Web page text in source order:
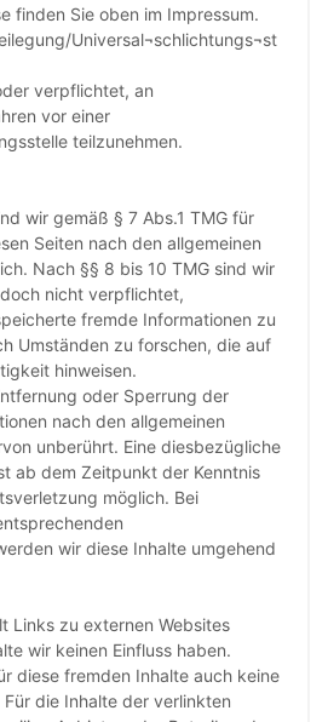
finden Sie oben im Impressum.
Universal¬schlichtungs¬st
verpflichtet, an
vor einer
teilzunehmen.
wir gemäß § 7 Abs.1 TMG für
Seiten nach den allgemeinen
Nach §§ 8 bis 10 TMG sind wir
nicht verpflichtet,
fremde Informationen zu
Umständen zu forschen, die auf
hinweisen.
oder Sperrung der
nach den allgemeinen
unberührt. Eine diesbezügliche
ab dem Zeitpunkt der Kenntnis
möglich. Bei
wir diese Inhalte umgehend
Links zu externen Websites
wir keinen Einfluss haben.
diese fremden Inhalte auch keine
die Inhalte der verlinkten